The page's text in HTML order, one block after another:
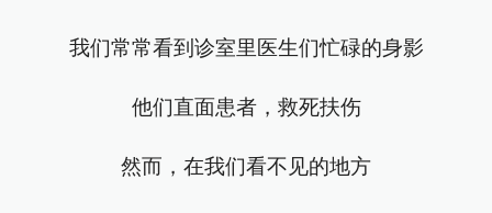
我们常常看到诊室里医生们忙碌的身影
他们直面患者，救死扶伤
然而，在我们看不见的地方